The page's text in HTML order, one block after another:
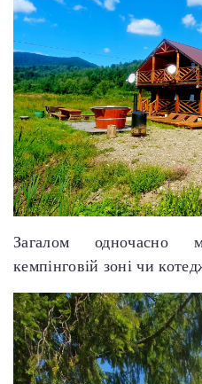
Загалом одночасно
кемпінговій зоні чи